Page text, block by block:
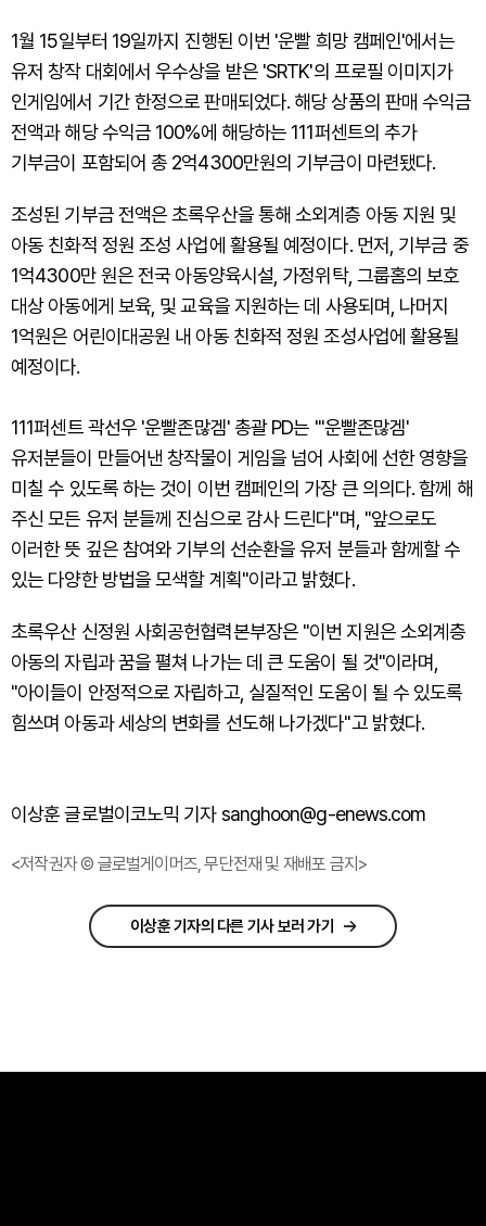
1월 15일부터 19일까지 진행된 이번 '운빨 희망 캠페인'에서는
유저 창작 대회에서 우수상을 받은 'SRTK'의 프로필 이미지가
인게임에서 기간 한정으로 판매되었다. 해당 상품의 판매 수익금
전액과 해당 수익금 100%에 해당하는 111퍼센트의 추가
기부금이 포함되어 총 2억4300만원의 기부금이 마련됐다.
조성된 기부금 전액은 초록우산을 통해 소외계층 아동 지원 및
아동 친화적 정원 조성 사업에 활용될 예정이다. 먼저, 기부금 중
1억4300만 원은 전국 아동양육시설, 가정위탁, 그룹홈의 보호
대상 아동에게 보육, 및 교육을 지원하는 데 사용되며, 나머지
1억원은 어린이대공원 내 아동 친화적 정원 조성사업에 활용될
예정이다.
111퍼센트 곽선우 '운빨존많겜' 총괄 PD는 "'운빨존많겜'
유저분들이 만들어낸 창작물이 게임을 넘어 사회에 선한 영향을
미칠 수 있도록 하는 것이 이번 캠페인의 가장 큰 의의다. 함께 해
주신 모든 유저 분들께 진심으로 감사 드린다"며, "앞으로도
이러한 뜻 깊은 참여와 기부의 선순환을 유저 분들과 함께할 수
있는 다양한 방법을 모색할 계획"이라고 밝혔다.
초록우산 신정원 사회공헌협력본부장은 "이번 지원은 소외계층
아동의 자립과 꿈을 펼쳐 나가는 데 큰 도움이 될 것"이라며,
"아이들이 안정적으로 자립하고, 실질적인 도움이 될 수 있도록
힘쓰며 아동과 세상의 변화를 선도해 나가겠다"고 밝혔다.
이상훈 글로벌이코노믹 기자 sanghoon@g-enews.com
<저작권자 © 글로벌게이머즈, 무단전재 및 재배포 금지>
이상훈 기자의 다른 기사 보러 가기